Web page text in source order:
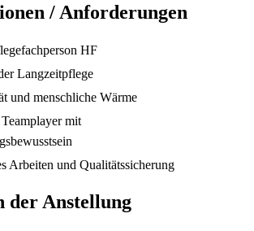
Schweiz: Anerkennung &
/ Anforderungen
HF
Langzeitpflege
und menschliche Wärme
mit
Arbeiten und Qualitätssicherung
der Anstellung